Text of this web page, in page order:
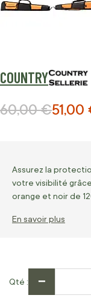
COUNTRY
Prix
51,00
Prix normal
60,00 €
Assurez la
votre visibilité
orange et noir de
En savoir plus
Qté −